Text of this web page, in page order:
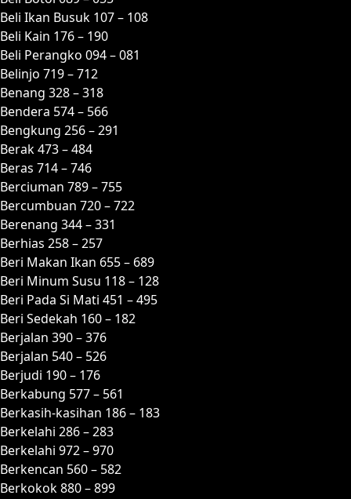
Beli Ikan Busuk 107 – 108
Beli Kain 176 – 190
Beli Perangko 094 – 081
Belinjo 719 – 712
Benang 328 – 318
Bendera 574 – 566
Bengkung 256 – 291
Berak 473 – 484
Beras 714 – 746
Berciuman 789 – 755
Bercumbuan 720 – 722
Berenang 344 – 331
Berhias 258 – 257
Beri Makan Ikan 655 – 689
Beri Minum Susu 118 – 128
Beri Pada Si Mati 451 – 495
Beri Sedekah 160 – 182
Berjalan 390 – 376
Berjalan 540 – 526
Berjudi 190 – 176
Berkabung 577 – 561
Berkasih-kasihan 186 – 183
Berkelahi 286 – 283
Berkelahi 972 – 970
Berkencan 560 – 582
Berkokok 880 – 899